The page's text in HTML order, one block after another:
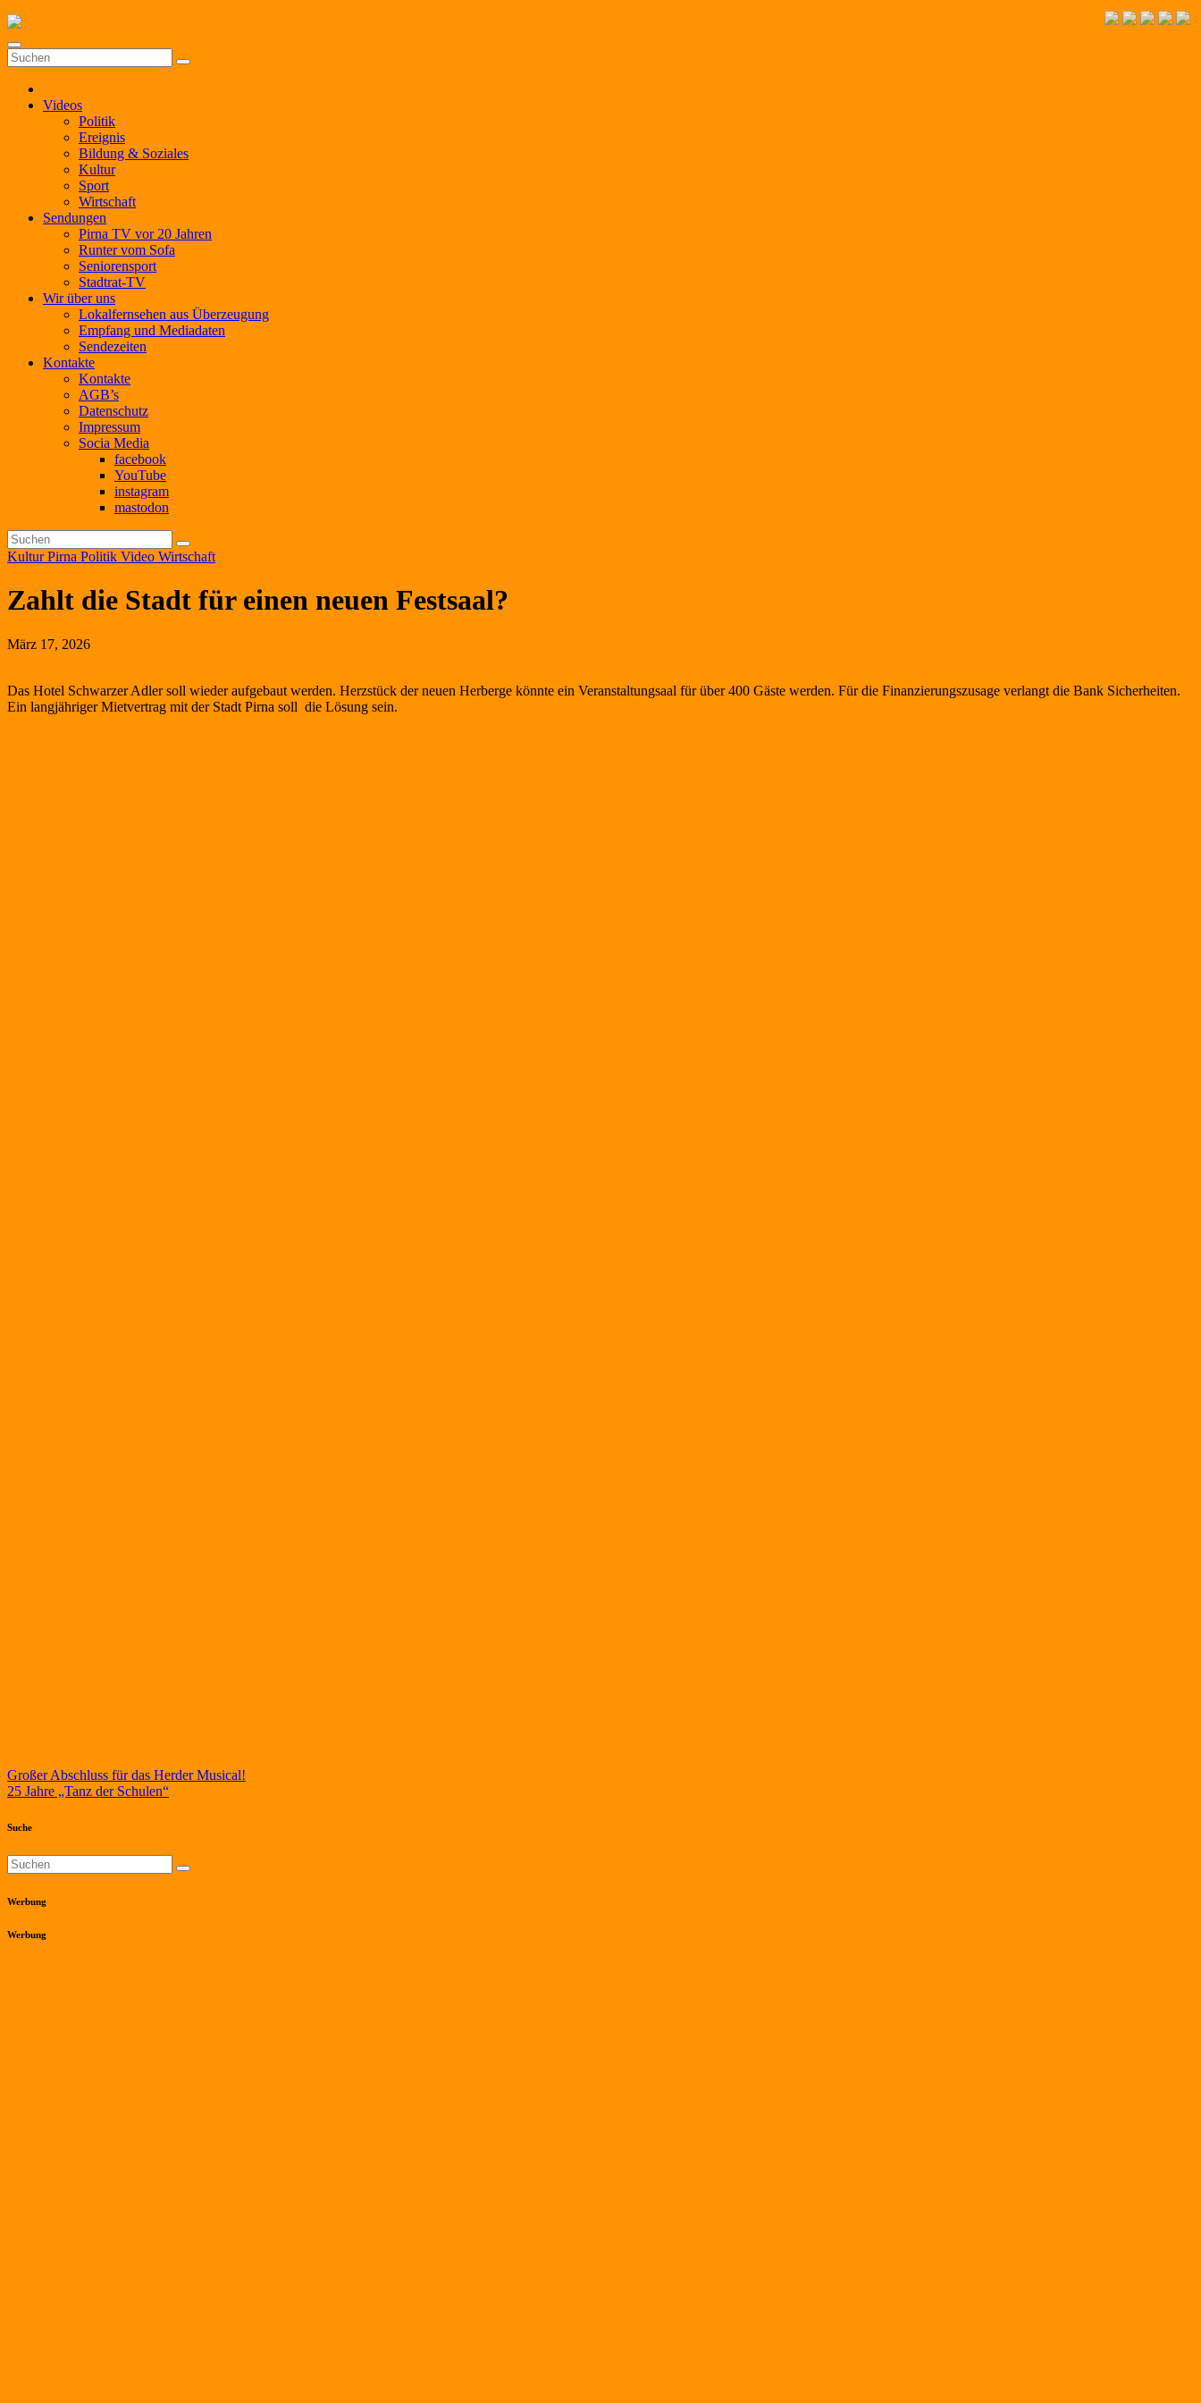
Zum
Inhalt
springen
Videos
Politik
Ereignis
Bildung & Soziales
Kultur
Sport
Wirtschaft
Sendungen
Pirna TV vor 20 Jahren
Runter vom Sofa
Seniorensport
Stadtrat-TV
Wir über uns
Lokalfernsehen aus Überzeugung
Empfang und Mediadaten
Sendezeiten
Kontakte
Kontakte
AGB’s
Datenschutz
Impressum
Socia Media
facebook
YouTube
instagram
mastodon
KulturPirna Politik Video Wirtschaft
Zahlt die Stadt für einen neuen Festsaal?
März 17, 2026
Das Hotel Schwarzer Adler soll wieder aufgebaut werden. Herzstück der neuen Herberge könnte ein Veranstaltungsaal für über 400 Gäste werden. Für die Finanzierungszusage verlangt die Bank Sicherheiten.
Ein langjähriger Mietvertrag mit der Stadt Pirna soll die Lösung sein.
Beitragsnavigation
Großer Abschluss für das Herder Musical!
25 Jahre „Tanz der Schulen“
Suche
Werbung
Werbung